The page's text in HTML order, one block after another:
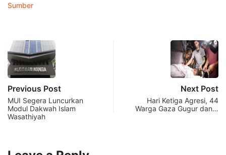
Sumber
Previous Post
MUI Segera Luncurkan
Modul Dakwah Islam
Wasathiyah
Next Post
Hari Ketiga Agresi, 44
Warga Gaza Gugur dan…